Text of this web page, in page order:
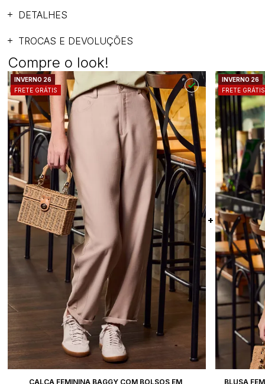
DETALHES
TROCAS E DEVOLUÇÕES
Compre o look!
FRETE GRÁTIS
INVERNO 26
CALÇA FEMININA BAGGY COM BOLSOS EM
FRETE GRÁTIS
INVERNO 26
BLUSA